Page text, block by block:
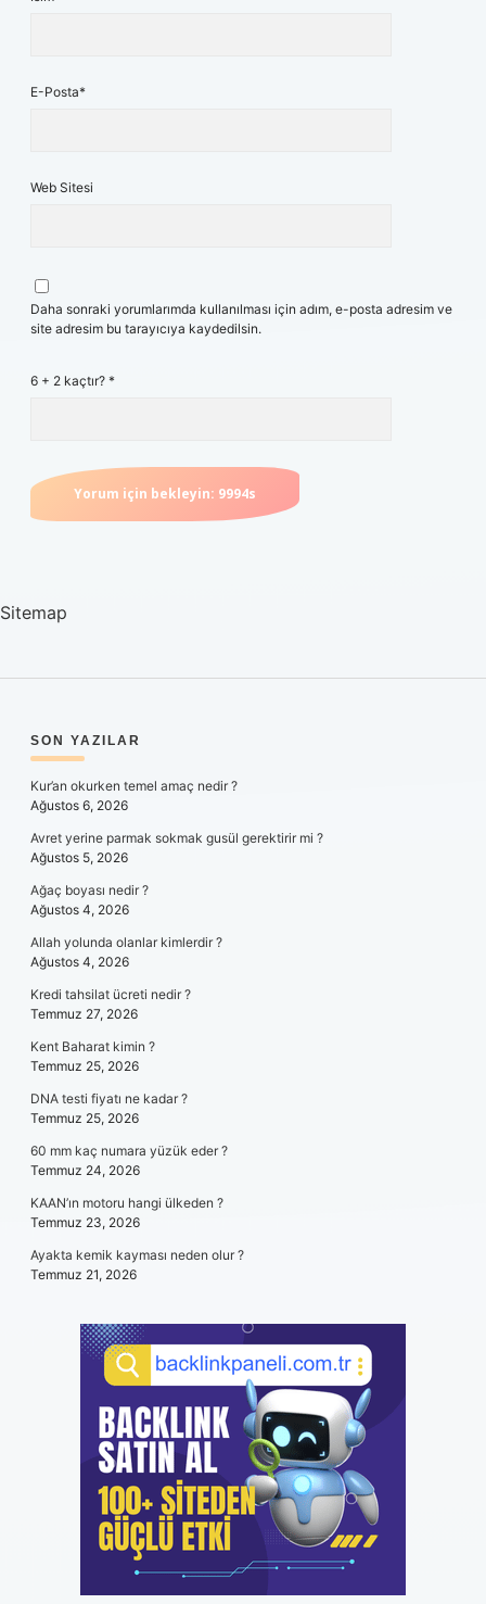
E-Posta*
Web Sitesi
Daha sonraki yorumlarımda kullanılması için adım, e-posta adresim ve
site adresim bu tarayıcıya kaydedilsin.
6 + 2 kaçtır? *
Sitemap
SIDEBAR
SON YAZILAR
Kur’an okurken temel amaç nedir ?
Ağustos 6, 2026
Avret yerine parmak sokmak gusül gerektirir mi ?
Ağustos 5, 2026
Ağaç boyası nedir ?
Ağustos 4, 2026
Allah yolunda olanlar kimlerdir ?
Ağustos 4, 2026
Kredi tahsilat ücreti nedir ?
Temmuz 27, 2026
Kent Baharat kimin ?
Temmuz 25, 2026
DNA testi fiyatı ne kadar ?
Temmuz 25, 2026
60 mm kaç numara yüzük eder ?
Temmuz 24, 2026
KAAN’ın motoru hangi ülkeden ?
Temmuz 23, 2026
Ayakta kemik kayması neden olur ?
Temmuz 21, 2026